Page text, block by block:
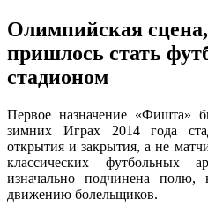
Олимпийская
пришлось стать
стадионом
Первое назначение «Фишта»
зимних Играх 2014 года
открытия и закрытия, а не
классических футбольных
изначально подчинена
движению болельщиков.